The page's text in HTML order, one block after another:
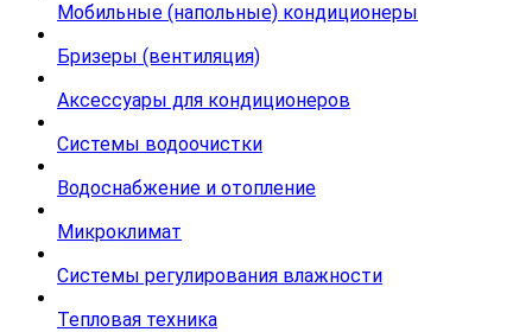
Мобильные (напольные) кондиционеры
Бризеры (вентиляция)
Аксессуары для кондиционеров
Системы водоочистки
Водоснабжение и отопление
Микроклимат
Системы регулирования влажности
Тепловая техника